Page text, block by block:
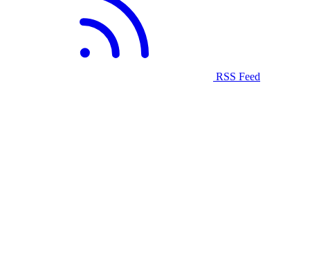
RSS Feed